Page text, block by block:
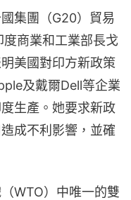
集團（G20）貿易
商業和工業部長戈
美國對印方新政策
及戴爾Dell等企業
生產。她要求新政
成不利影響，並確
WTO）中唯一的雙